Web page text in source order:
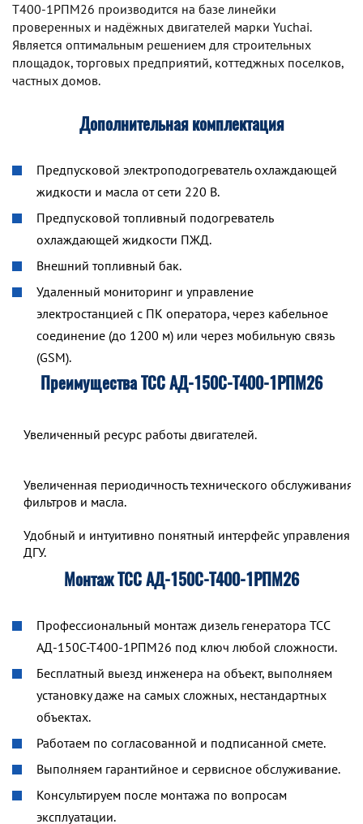
Т400-1РПМ26 производится на базе линейки
проверенных и надёжных двигателей марки Yuchai.
Является оптимальным решением для строительных
площадок, торговых предприятий, коттеджных поселков,
частных домов.
Дополнительная комплектация
Предпусковой электроподогреватель охлаждающей
жидкости и масла от сети 220 В.
Предпусковой топливный подогреватель
охлаждающей жидкости ПЖД.
Внешний топливный бак.
Удаленный мониторинг и управление
электростанцией с ПК оператора, через кабельное
соединение (до 1200 м) или через мобильную связь
(GSM).
Преимущества ТСС АД-150С-Т400-1РПМ26
Увеличенный ресурс работы двигателей.
Увеличенная периодичность технического обслуживания,
фильтров и масла.
Удобный и интуитивно понятный интерфейс управления
ДГУ.
Монтаж ТСС АД-150С-Т400-1РПМ26
Профессиональный монтаж дизель генератора ТСС
АД-150С-Т400-1РПМ26 под ключ любой сложности.
Бесплатный выезд инженера на объект, выполняем
установку даже на самых сложных, нестандартных
объектах.
Работаем по согласованной и подписанной смете.
Выполняем гарантийное и сервисное обслуживание.
Консультируем после монтажа по вопросам
эксплуатации.